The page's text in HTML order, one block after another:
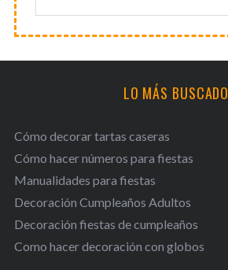
LO MÁS BUSCADO
Cómo decorar tartas caseras
Cómo hacer números para fiestas
Manualidades para fiestas
Decoración Cumpleaños Adultos
Decoración fiestas de cumpleaños
Como hacer decoración con globos